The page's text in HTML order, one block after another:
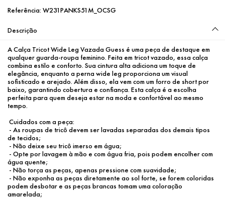
Referência: W231PANKS51M_OCSG
Descrição
A Calça Tricot Wide Leg Vazada Guess é uma peça de destaque em
qualquer guarda-roupa feminino. Feita em tricot vazado, essa calça
combina estilo e conforto. Sua cintura alta adiciona um toque de
elegância, enquanto a perna wide leg proporciona um visual
sofisticado e arejado. Além disso, ela vem com um forro de short por
baixo, garantindo cobertura e confiança. Esta calça é a escolha
perfeita para quem deseja estar na moda e confortável ao mesmo
tempo.
Cuidados com a peça:
de tecidos;
- Não deixe seu tricô imerso em água;
água quente;
- Não torça as peças, apenas pressione com suavidade;
podem desbotar e as peças brancas tomam uma coloração
amarelada;